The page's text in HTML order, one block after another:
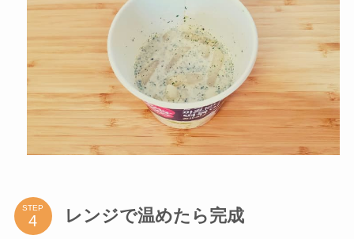
STEP レンジで温めたら完成